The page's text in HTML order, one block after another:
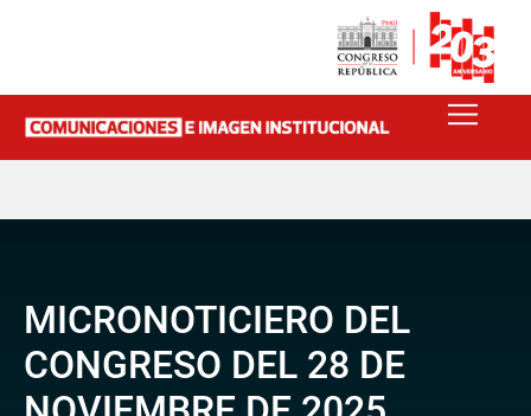
MICRONOTICIERO DEL
CONGRESO DEL 28 DE